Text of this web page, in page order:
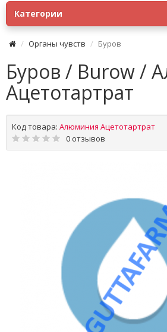
Категории
Органы чувств Буров
Буров / Burow /
Ацетотартрат
Код товара: Алюминия Ацетотартрат
0 отзывов